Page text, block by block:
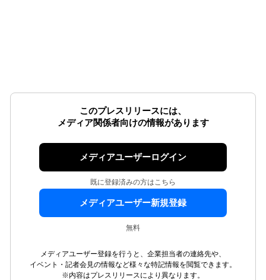
このプレスリリースには、
メディア関係者向けの情報があります
メディアユーザーログイン
既に登録済みの方はこちら
メディアユーザー新規登録
無料
メディアユーザー登録を行うと、企業担当者の連絡先や、
イベント・記者会見の情報など様々な特記情報を閲覧できます。
※内容はプレスリリースにより異なります。